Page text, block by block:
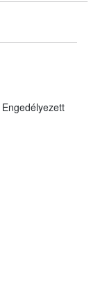
Engedélyezett